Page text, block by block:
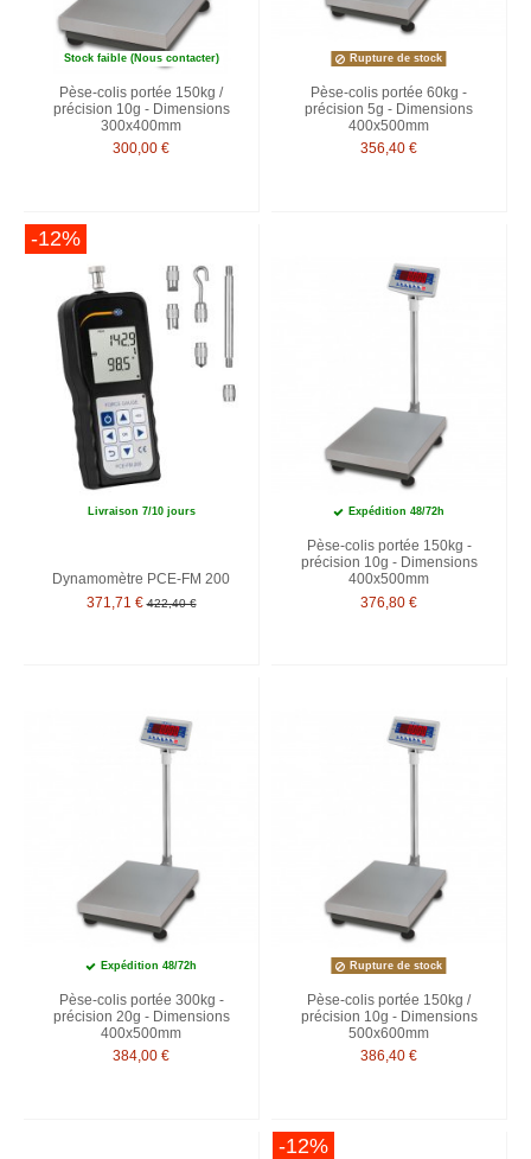
Stock faible (Nous contacter)
Pèse-colis portée 150kg /
précision 10g - Dimensions
300x400mm
300,00 €
Rupture de stock
Pèse-colis portée 60kg -
précision 5g - Dimensions
400x500mm
356,40 €
-12%
Livraison 7/10 jours
Dynamomètre PCE-FM 200
371,71 € 422,40 €
Expédition 48/72h
Pèse-colis portée 150kg -
précision 10g - Dimensions
400x500mm
376,80 €
Expédition 48/72h
Pèse-colis portée 300kg -
précision 20g - Dimensions
400x500mm
384,00 €
Rupture de stock
Pèse-colis portée 150kg /
précision 10g - Dimensions
500x600mm
386,40 €
-12%